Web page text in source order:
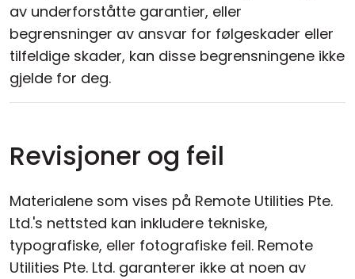
av underforståtte garantier, eller
begrensninger av ansvar for følgeskader eller
tilfeldige skader, kan disse begrensningene ikke
gjelde for deg.
Revisjoner og feil
Materialene som vises på Remote Utilities Pte.
Ltd.'s nettsted kan inkludere tekniske,
typografiske, eller fotografiske feil. Remote
Utilities Pte. Ltd. garanterer ikke at noen av